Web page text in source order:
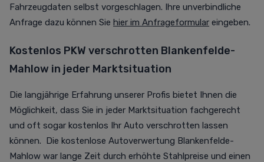
Fahrzeugdaten selbst vorgeschlagen. Ihre unverbindliche
Anfrage dazu können Sie hier im Anfrageformular eingeben.
Kostenlos PKW verschrotten Blankenfelde-
Mahlow in jeder Marktsituation
Die langjährige Erfahrung unserer Profis bietet Ihnen die
Möglichkeit, dass Sie in jeder Marktsituation fachgerecht
und oft sogar kostenlos Ihr Auto verschrotten lassen
können. Die kostenlose Autoverwertung Blankenfelde-
Mahlow war lange Zeit durch erhöhte Stahlpreise und einen